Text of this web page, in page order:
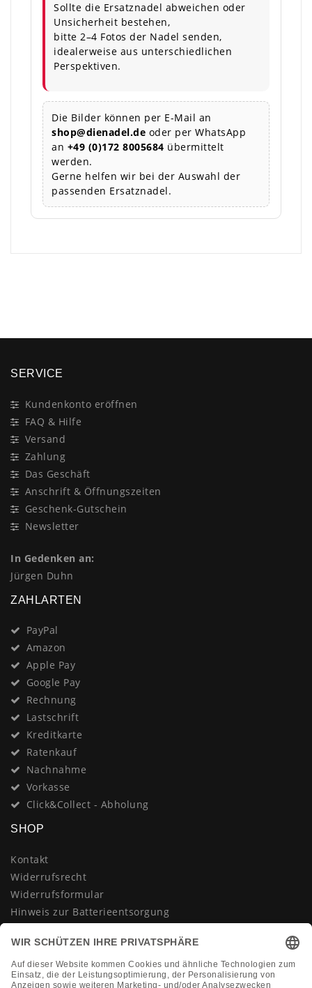
Sollte die Ersatznadel abweichen oder
Unsicherheit bestehen,
bitte 2–4 Fotos der Nadel senden,
idealerweise aus unterschiedlichen
Perspektiven.
Die Bilder können per E-Mail an
shop@dienadel.de oder per WhatsApp
an +49 (0)172 8005684 übermittelt
werden.
Gerne helfen wir bei der Auswahl der
passenden Ersatznadel.
SERVICE
Kundenkonto eröffnen
FAQ & Hilfe
Versand
Zahlung
Das Geschäft
Anschrift & Öffnungszeiten
Geschenk-Gutschein
Newsletter
In Gedenken an:
Jürgen Duhn
ZAHLARTEN
PayPal
Amazon
Apple Pay
Google Pay
Rechnung
Lastschrift
Kreditkarte
Ratenkauf
Nachnahme
Vorkasse
Click&Collect - Abholung
SHOP
Kontakt
Widerrufsrecht
Widerrufsformular
Hinweis zur Batterieentsorgung
AGB
Impressum